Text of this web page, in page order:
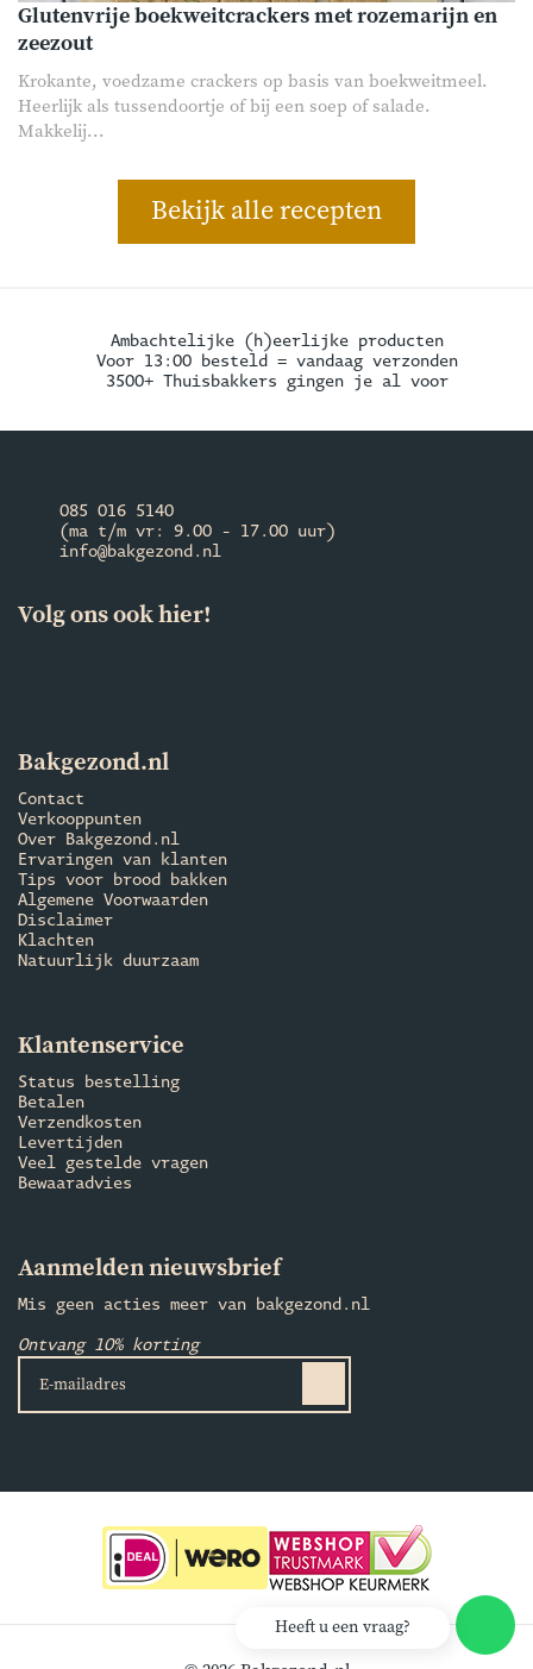
Glutenvrije boekweitcrackers met rozemarijn en
zeezout
Krokante, voedzame crackers op basis van boekweitmeel.
Heerlijk als tussendoortje of bij een soep of salade.
Makkelij...
Bekijk alle recepten
Ambachtelijke (h)eerlijke producten
Voor 13:00 besteld = vandaag verzonden
3500+ Thuisbakkers gingen je al voor
085 016 5140
(ma t/m vr: 9.00 - 17.00 uur)
info@bakgezond.nl
Volg ons ook hier!
Bakgezond.nl
Contact
Verkooppunten
Over Bakgezond.nl
Ervaringen van klanten
Tips voor brood bakken
Algemene Voorwaarden
Disclaimer
Klachten
Natuurlijk duurzaam
Klantenservice
Status bestelling
Betalen
Verzendkosten
Levertijden
Veel gestelde vragen
Bewaaradvies
Aanmelden nieuwsbrief
Mis geen acties meer van bakgezond.nl
Ontvang 10% korting
Heeft u een vraag?